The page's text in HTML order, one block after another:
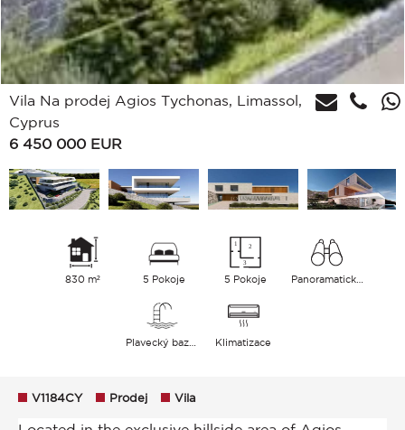
Vila Na prodej Agios Tychonas, Limassol,
Cyprus
6 450 000 EUR
830 m² 5 Pokoje 5 Pokoje Panoramatický Zahrada Město Hills Moře
Plavecký bazén Klimatizace
V1184CY Prodej Vila